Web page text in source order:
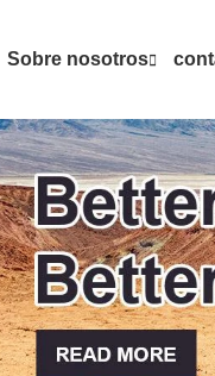
Sobre nosotros